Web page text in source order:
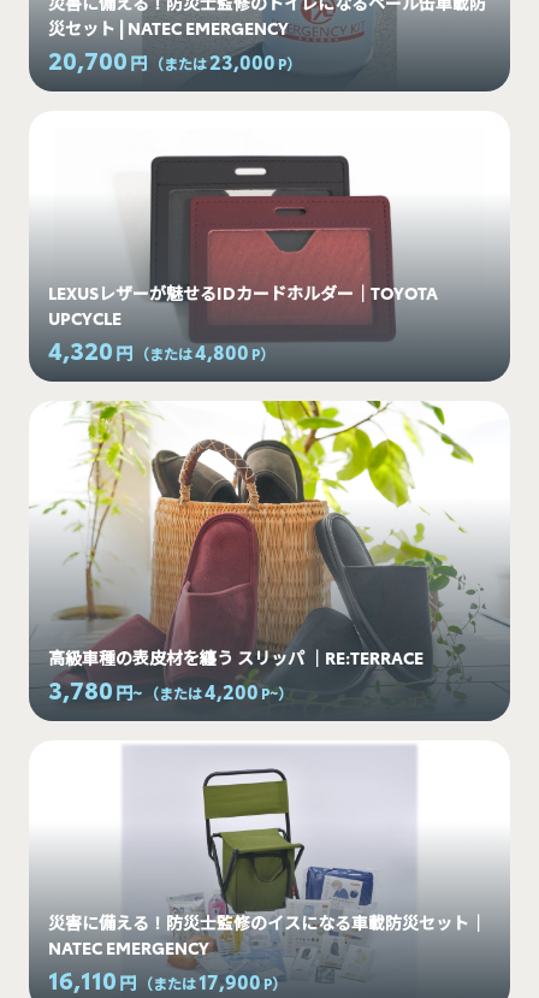
災セット | NATEC EMERGENCY
20,700 円 （または23,000 P）
LEXUSレザーが魅せるIDカードホルダー｜TOYOTA
UPCYCLE
4,320 円 （または4,800P）
高級車種の表皮材を纏う スリッパ ｜RE:TERRACE
3,780 円~ （または4,200 P~）
災害に備える！防災士監修のイスになる車載防災セット｜
NATEC EMERGENCY
16,110 円 （または17,900P）